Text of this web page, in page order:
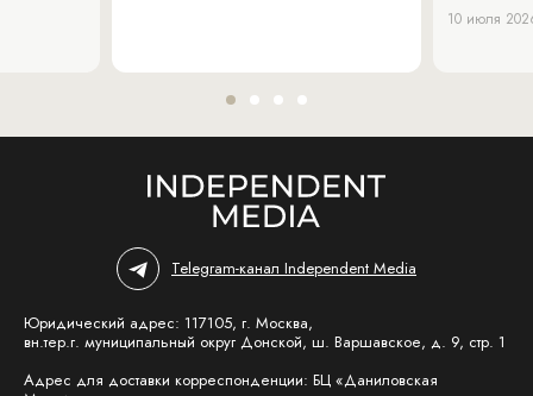
10 июля
Telegram-канал Independent Media
Юридический адрес: 117105, г. Москва,
вн.тер.г. муниципальный округ Донской, ш. Варшавское, д. 9, стр. 1
Адрес для доставки корреспонденции: БЦ «Даниловская